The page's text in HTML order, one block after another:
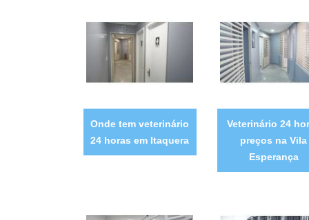
Onde tem veterinário
24 horas em Itaquera
Veterinário 24
preços na Vila
Esperança